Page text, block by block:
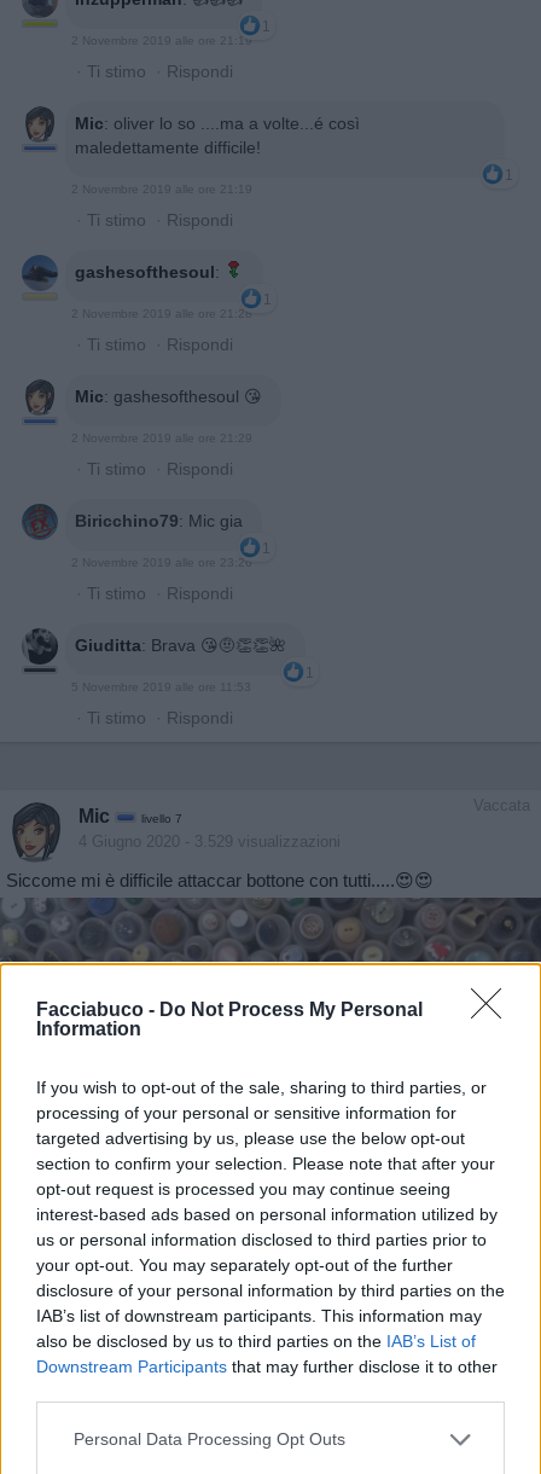
Facciabuco - Do Not Process My Personal
Information
If you wish to opt-out of the sale, sharing to third parties, or
processing of your personal or sensitive information for
targeted advertising by us, please use the below opt-out
section to confirm your selection. Please note that after your
opt-out request is processed you may continue seeing
interest-based ads based on personal information utilized by
us or personal information disclosed to third parties prior to
your opt-out. You may separately opt-out of the further
disclosure of your personal information by third parties on the
IAB’s list of downstream participants. This information may
also be disclosed by us to third parties on the IAB’s List of
Downstream Participants that may further disclose it to other
Personal Data Processing Opt Outs
1
2 Novembre 2019 alle ore 21:19
· Ti stimo · Rispondi
Mic: oliver lo so ....ma a volte...é così
maledettamente difficile!
1
2 Novembre 2019 alle ore 21:19
· Ti stimo · Rispondi
gashesofthesoul:
1
2 Novembre 2019 alle ore 21:28
· Ti stimo · Rispondi
Mic: gashesofthesoul 😘
2 Novembre 2019 alle ore 21:29
· Ti stimo · Rispondi
Biricchino79: Mic gia
1
2 Novembre 2019 alle ore 23:26
· Ti stimo · Rispondi
Giuditta: Brava 😘🤨👏👏🌺
1
5 Novembre 2019 alle ore 11:53
· Ti stimo · Rispondi
Vaccata
Mic livello 7
4 Giugno 2020 - 3.529 visualizzazioni
Siccome mi è difficile attaccar bottone con tutti.....😍😍
Stime: 26  Commenti: 16